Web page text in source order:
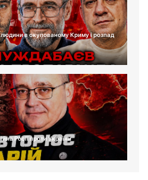
в окупованому Криму і розпад
Росії проти України